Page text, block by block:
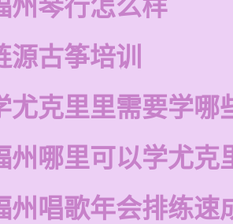
州琴行怎么样
源古筝培训
尤克里里需要学哪
州哪里可以学尤克
州唱歌年会排练速